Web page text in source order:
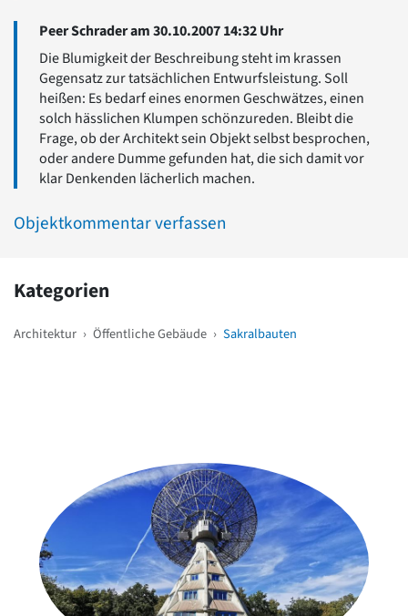
Peer Schrader am 30.10.2007 14:32 Uhr
Die Blumigkeit der Beschreibung steht im krassen
Gegensatz zur tatsächlichen Entwurfsleistung. Soll
heißen: Es bedarf eines enormen Geschwätzes, einen
solch hässlichen Klumpen schönzureden. Bleibt die
Frage, ob der Architekt sein Objekt selbst besprochen,
oder andere Dumme gefunden hat, die sich damit vor
klar Denkenden lächerlich machen.
Objektkommentar verfassen
Kategorien
Architektur › Öffentliche Gebäude › Sakralbauten